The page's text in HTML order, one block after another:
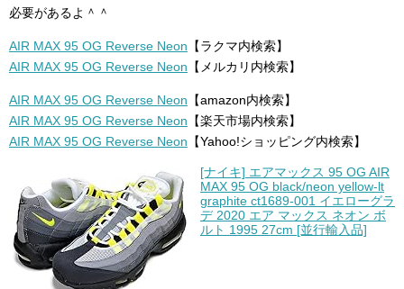
必要があるよ＾＾
AIR MAX 95 OG Reverse Neon 【ラクマ内検索】
AIR MAX 95 OG Reverse Neon 【メルカリ内検索】
AIR MAX 95 OG Reverse Neon 【amazon内検索】
AIR MAX 95 OG Reverse Neon 【楽天市場内検索】
AIR MAX 95 OG Reverse Neon 【Yahoo!ショッピング内検索】
[ナイキ] エアマックス 95 OG AIR
MAX 95 OG black/neon yellow-lt
graphite ct1689-001 イエローグラ
デ 2020 エア マックス ネオン ボ
ルト 1995 27cm [並行輸入品]